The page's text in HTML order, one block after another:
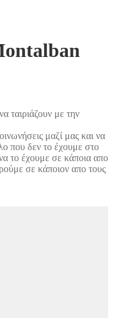
ταιριάζουν με την
μαζί μας και να
που δεν το έχουμε στο
το έχουμε σε κάποια απο
σε κάποιον απο τους